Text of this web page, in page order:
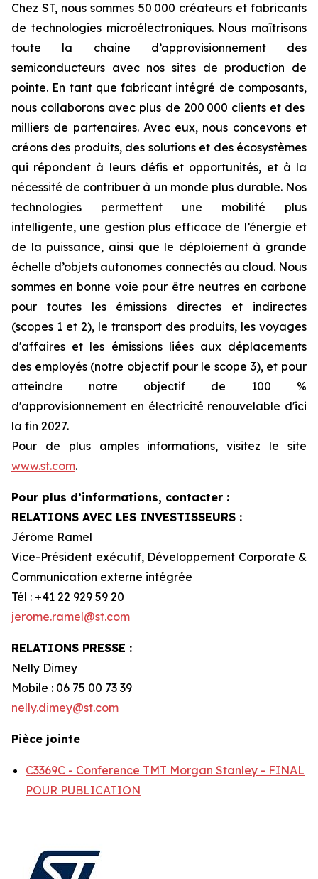
Chez ST, nous sommes 50 000 créateurs et fabricants
de technologies microélectroniques. Nous maîtrisons
toute la chaine d’approvisionnement des
semiconducteurs avec nos sites de production de
pointe. En tant que fabricant intégré de composants,
nous collaborons avec plus de 200 000 clients et des
milliers de partenaires. Avec eux, nous concevons et
créons des produits, des solutions et des écosystèmes
qui répondent à leurs défis et opportunités, et à la
nécessité de contribuer à un monde plus durable. Nos
technologies permettent une mobilité plus
intelligente, une gestion plus efficace de l’énergie et
de la puissance, ainsi que le déploiement à grande
échelle d’objets autonomes connectés au cloud. Nous
sommes en bonne voie pour être neutres en carbone
pour toutes les émissions directes et indirectes
(scopes 1 et 2), le transport des produits, les voyages
d'affaires et les émissions liées aux déplacements
des employés (notre objectif pour le scope 3), et pour
atteindre notre objectif de 100 %
d'approvisionnement en électricité renouvelable d'ici
la fin 2027.
Pour de plus amples informations, visitez le site
www.st.com.
Pour plus d’informations, contacter :
RELATIONS AVEC LES INVESTISSEURS :
Jérôme Ramel
Vice-Président exécutif, Développement Corporate &
Communication externe intégrée
Tél : +41 22 929 59 20
jerome.ramel@st.com
RELATIONS PRESSE :
Nelly Dimey
Mobile : 06 75 00 73 39
nelly.dimey@st.com
Pièce jointe
C3369C - Conference TMT Morgan Stanley - FINAL
POUR PUBLICATION